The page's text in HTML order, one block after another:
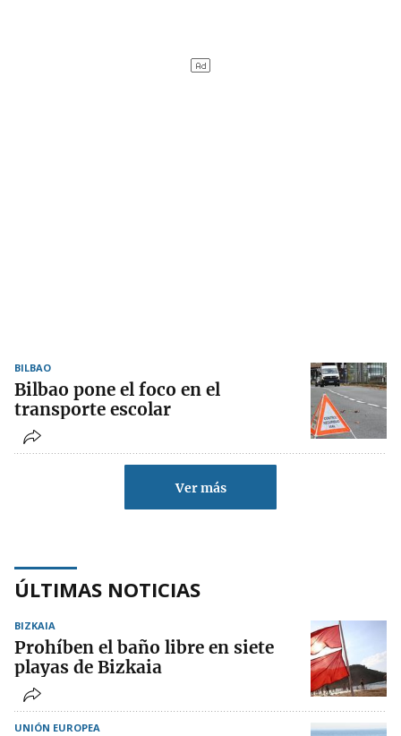
BILBAO
Bilbao pone el foco en el
transporte escolar
Ver más
ÚLTIMAS NOTICIAS
BIZKAIA
Prohíben el baño libre en siete
playas de Bizkaia
UNIÓN EUROPEA